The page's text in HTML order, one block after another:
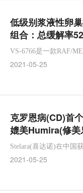
低级别浆液性卵
组合：总缓解率
VS-6766是一款RAF/
2021-05-25
克罗恩病(CD)首
媲美Humira(修
Stelara(喜达诺)在中国
2021-05-25